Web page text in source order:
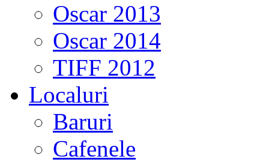
Oscar 2013
Oscar 2014
TIFF 2012
Localuri
Baruri
Cafenele